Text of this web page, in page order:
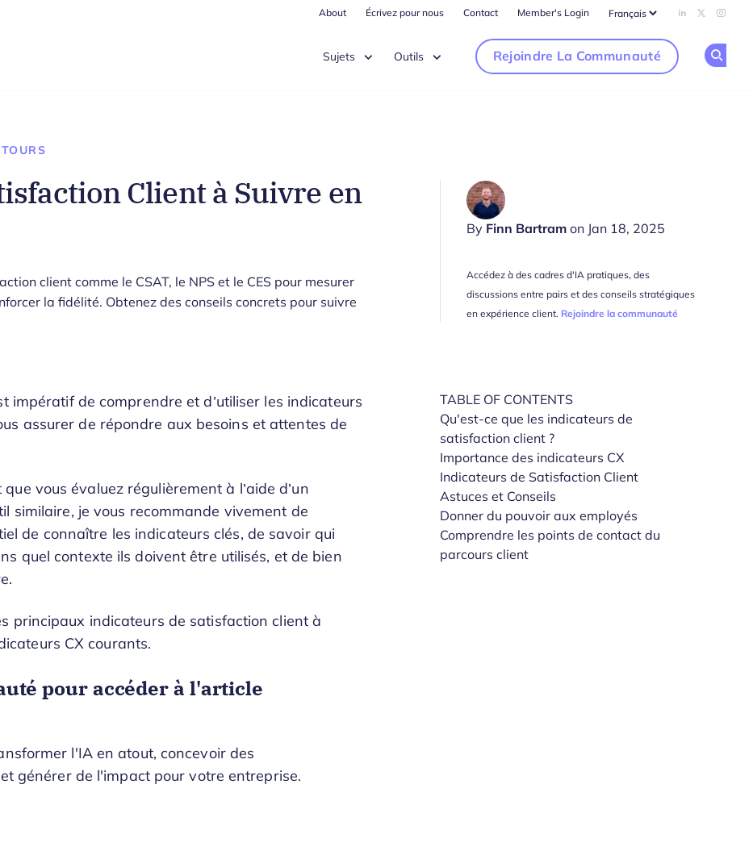
About Écrivez pour nous Contact Member's Login Add us on
Follow
Sujets Outils Rejoindre La Communauté
Client à Suivre en
By Finn Bartram on Jan 18, 2025
Accédez à des cadres d'IA pratiques, des
discussions entre pairs et des conseils stratégiques
en expérience client. Rejoindre la communauté
client comme le CSAT, le NPS et le CES pour mesurer
la fidélité. Obtenez des conseils concrets pour suivre
impératif de comprendre et d’utiliser les indicateurs
assurer de répondre aux besoins et attentes de
vous évaluez régulièrement à l’aide d’un
similaire, je vous recommande vivement de
de connaître les indicateurs clés, de savoir qui
quel contexte ils doivent être utilisés, et de bien
principaux indicateurs de satisfaction client à
CX courants.
pour accéder à l'article
l'IA en atout, concevoir des
générer de l'impact pour votre entreprise.
TABLE OF CONTENTS
Qu'est-ce que les indicateurs de
satisfaction client ?
Importance des indicateurs CX
Indicateurs de Satisfaction Client
Astuces et Conseils
Donner du pouvoir aux employés
Comprendre les points de contact du
parcours client